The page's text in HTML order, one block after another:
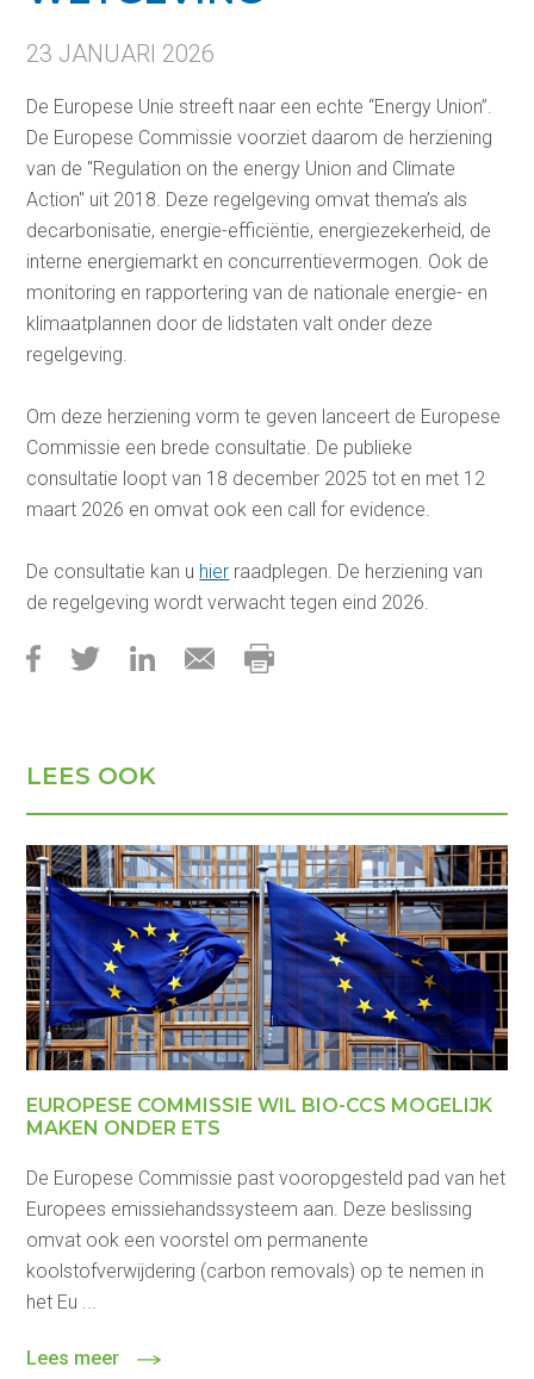
23 JANUARI 2026
De Europese Unie streeft naar een echte “Energy Union”.
De Europese Commissie voorziet daarom de herziening
van de "Regulation on the energy Union and Climate
Action" uit 2018. Deze regelgeving omvat thema’s als
decarbonisatie, energie-efficiëntie, energiezekerheid, de
interne energiemarkt en concurrentievermogen. Ook de
monitoring en rapportering van de nationale energie- en
klimaatplannen door de lidstaten valt onder deze
regelgeving.
Om deze herziening vorm te geven lanceert de Europese
Commissie een brede consultatie. De publieke
consultatie loopt van 18 december 2025 tot en met 12
maart 2026 en omvat ook een call for evidence.
De consultatie kan u hier raadplegen. De herziening van
de regelgeving wordt verwacht tegen eind 2026.
LEES OOK
EUROPESE COMMISSIE WIL BIO-CCS MOGELIJK
MAKEN ONDER ETS
De Europese Commissie past vooropgesteld pad van het
Europees emissiehandssysteem aan. Deze beslissing
omvat ook een voorstel om permanente
koolstofverwijdering (carbon removals) op te nemen in
het Eu ...
Lees meer